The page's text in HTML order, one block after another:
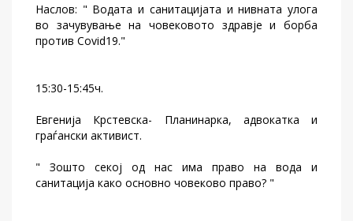
Наслов: " Водата и санитацијата и нивната улога
во зачувување на човековото здравје и борба
против Covid19."
15:30-15:45ч.
Евгенија Крстевска- Планинарка, адвокатка и
граѓански активист.
" Зошто секој од нас има право на вода и
санитација како основно човеково право? "